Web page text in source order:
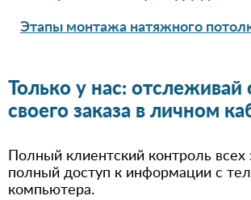
Этапы монтажа натяжного
Только у нас: отслеживай
своего заказа в личном
Полный клиентский контроль всех
полный доступ к информации с
компьютера.